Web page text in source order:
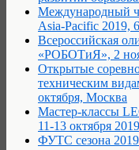
Международный
Asia-Pacific 2019,
Всероссийская
«РОБОТиЯ», 2
Открытые
техническим
октября, Москва
Мастер-классы
11-13 октября
ФУТС сезона